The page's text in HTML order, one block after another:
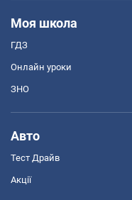
Моя школа
ГДЗ
Онлайн уроки
ЗНО
Авто
Тест Драйв
Акції